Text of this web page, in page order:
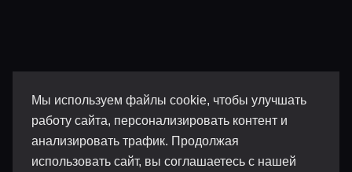
Мы используем файлы cookie, чтобы улучшать
работу сайта, персонализировать контент и
анализировать трафик. Продолжая
использовать сайт, вы соглашаетесь с нашей